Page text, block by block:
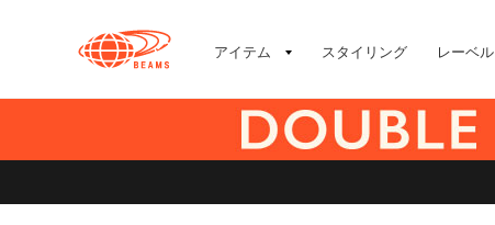
アイテム スタイリング レーベル